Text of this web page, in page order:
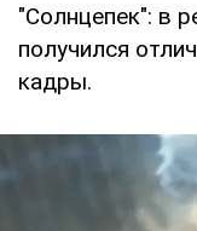
"Солнцепек": в
получился
кадры.